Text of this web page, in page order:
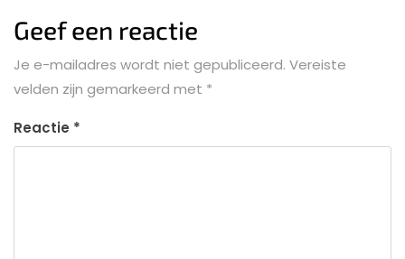
Geef een reactie
Je e-mailadres wordt niet gepubliceerd. Vereiste
velden zijn gemarkeerd met *
Reactie *